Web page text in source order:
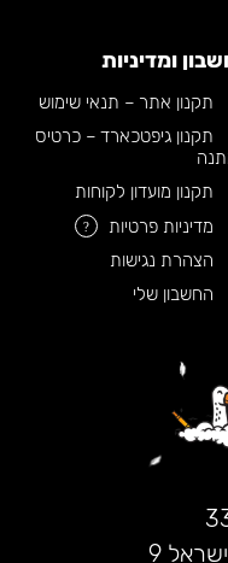
תקנון אתר – תנאי שימוש
תקנון גיפטכארד – כרטיס
מתנה
תקנון מועדון לקוחות
הצהרת נגישות